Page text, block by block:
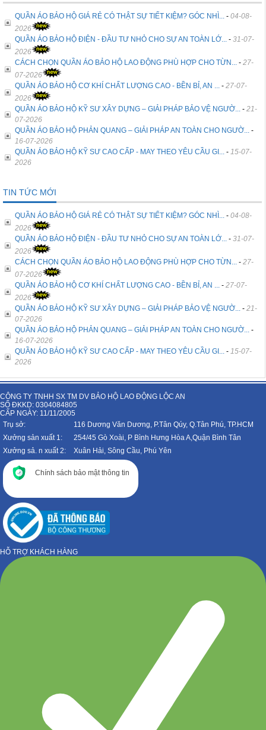
QUẦN ÁO BẢO HỘ GIÁ RẺ CÓ THẬT SỰ TIẾT KIỆM? GÓC NHÌ... - 04-08-
2026
QUẦN ÁO BẢO HỘ ĐIỆN - ĐẦU TƯ NHỎ CHO SỰ AN TOÀN LỚ... - 31-07-
2026
CÁCH CHỌN QUẦN ÁO BẢO HỘ LAO ĐỘNG PHÙ HỢP CHO TỪN... - 27-
07-2026
QUẦN ÁO BẢO HỘ CƠ KHÍ CHẤT LƯỢNG CAO - BỀN BỈ, AN ... - 27-07-
2026
QUẦN ÁO BẢO HỘ KỸ SƯ XÂY DỰNG – GIẢI PHÁP BẢO VỆ NGƯỜ... - 21-
07-2026
QUẦN ÁO BẢO HỘ PHẢN QUANG – GIẢI PHÁP AN TOÀN CHO NGƯỜ... -
16-07-2026
QUẦN ÁO BẢO HỘ KỸ SƯ CAO CẤP - MAY THEO YÊU CẦU GI... - 15-07-
2026
TIN TỨC MỚI
QUẦN ÁO BẢO HỘ GIÁ RẺ CÓ THẬT SỰ TIẾT KIỆM? GÓC NHÌ... - 04-08-
2026
QUẦN ÁO BẢO HỘ ĐIỆN - ĐẦU TƯ NHỎ CHO SỰ AN TOÀN LỚ... - 31-07-
2026
CÁCH CHỌN QUẦN ÁO BẢO HỘ LAO ĐỘNG PHÙ HỢP CHO TỪN... - 27-
07-2026
QUẦN ÁO BẢO HỘ CƠ KHÍ CHẤT LƯỢNG CAO - BỀN BỈ, AN ... - 27-07-
2026
QUẦN ÁO BẢO HỘ KỸ SƯ XÂY DỰNG – GIẢI PHÁP BẢO VỆ NGƯỜ... - 21-
07-2026
QUẦN ÁO BẢO HỘ PHẢN QUANG – GIẢI PHÁP AN TOÀN CHO NGƯỜ... -
16-07-2026
QUẦN ÁO BẢO HỘ KỸ SƯ CAO CẤP - MAY THEO YÊU CẦU GI... - 15-07-
2026
CÔNG TY TNHH SX TM DV BẢO HỘ LAO ĐỘNG LỘC AN
SỐ ĐKKD: 0304084805
CẤP NGÀY: 11/11/2005
Trụ sở:
116 Dương Văn Dương, P.Tân Qúy, Q.Tân Phú, TP.HCM
Xưởng sản xuất 1:
254/45 Gò Xoài, P Bình Hưng Hòa A,Quận Bình Tân
Xưởng sả. n xuất 2:
Xuân Hải, Sông Cầu, Phú Yên
Chính sách bảo mật thông tin
HỖ TRỢ KHÁCH HÀNG